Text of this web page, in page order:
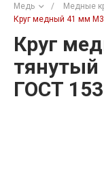
Медь
/ Медные
Круг медный 41 мм М3
Круг
ГОСТ